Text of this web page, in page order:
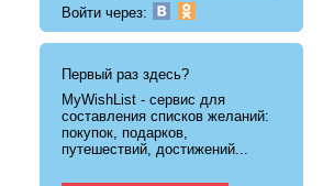
Войти через:
Первый раз здесь?
MyWishList - cервис для
составления списков желаний:
покупок, подарков,
путешествий, достижений...